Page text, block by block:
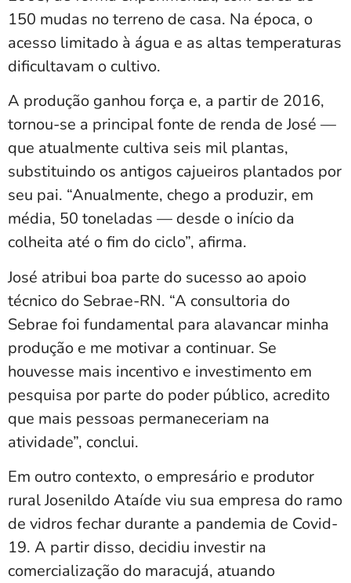
150 mudas no terreno de casa. Na época, o
acesso limitado à água e as altas temperaturas
dificultavam o cultivo.
A produção ganhou força e, a partir de 2016,
tornou-se a principal fonte de renda de José —
que atualmente cultiva seis mil plantas,
substituindo os antigos cajueiros plantados por
seu pai. “Anualmente, chego a produzir, em
média, 50 toneladas — desde o início da
colheita até o fim do ciclo”, afirma.
José atribui boa parte do sucesso ao apoio
técnico do Sebrae-RN. “A consultoria do
Sebrae foi fundamental para alavancar minha
produção e me motivar a continuar. Se
houvesse mais incentivo e investimento em
pesquisa por parte do poder público, acredito
que mais pessoas permaneceriam na
atividade”, conclui.
Em outro contexto, o empresário e produtor
rural Josenildo Ataíde viu sua empresa do ramo
de vidros fechar durante a pandemia de Covid-
19. A partir disso, decidiu investir na
comercialização do maracujá, atuando